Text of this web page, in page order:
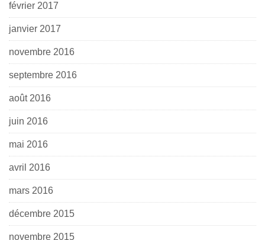
février 2017
janvier 2017
novembre 2016
septembre 2016
août 2016
juin 2016
mai 2016
avril 2016
mars 2016
décembre 2015
novembre 2015